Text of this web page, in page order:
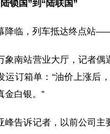
锁国”到“陆联国”
降临，列车抵达终点站
象南站营业大厅，记者
运订箱单：“油价上涨后
金白银。”
峰告诉记者，以前公司